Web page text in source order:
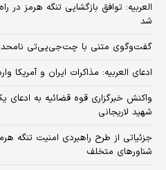
شد
گفت‌وگوی متنی با چت‌جی‌پی‌تی
ادعای العربیه: مذاکرات ایران و
واکنش خبرگزاری قوه قضائیه به ادعای
شهید لاریجانی
شناورهای متخلف